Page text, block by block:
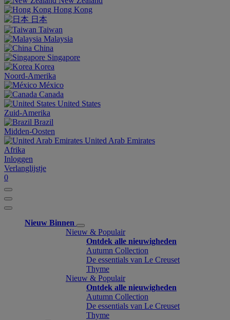
Hong Kong
日本
Taiwan
Malaysia
China
Singapore
Korea
Noord-Amerika
México
Canada
United States
Zuid-Amerika
Brazil
Midden-Oosten
United Arab Emirates
Afrika
Inloggen
Verlanglijstje
0
Nieuw Binnen
Nieuw & Populair
Ontdek alle nieuwigheden
Autumn Collection
De essentials van Le Creuset
Thyme
Nieuw & Populair
Ontdek alle nieuwigheden
Autumn Collection
De essentials van Le Creuset
Thyme